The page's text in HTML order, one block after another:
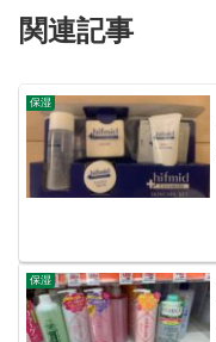
関連記事
保湿
保湿